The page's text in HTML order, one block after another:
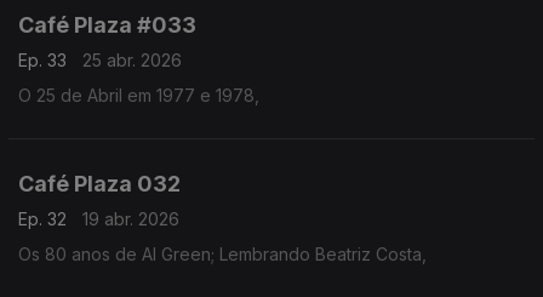
Café Plaza #033
Ep. 33
25 abr. 2026
O 25 de Abril em 1977 e 1978,
Café Plaza 032
Ep. 32
19 abr. 2026
Os 80 anos de Al Green; Lembrando Beatriz Costa,